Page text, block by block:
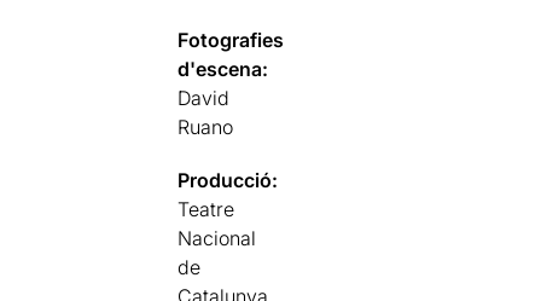
Fotografies
d'escena:
David
Ruano
Producció:
Teatre
Nacional
de
Catalunya